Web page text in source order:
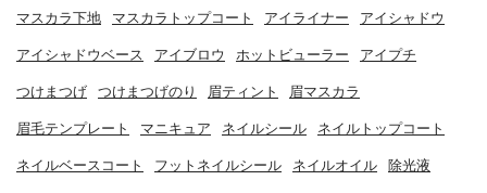
マスカラ下地 マスカラトップコート アイライナー アイシャドウ
アイシャドウベース アイブロウ ホットビューラー アイプチ
つけまつげ つけまつげのり 眉ティント 眉マスカラ
眉毛テンプレート マニキュア ネイルシール ネイルトップコート
ネイルベースコート フットネイルシール ネイルオイル 除光液